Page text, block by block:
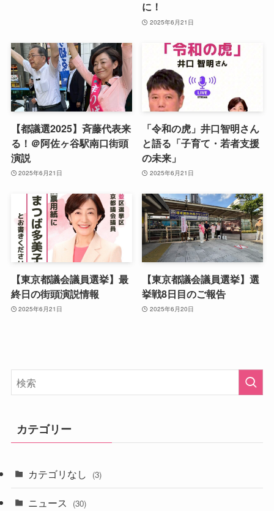
に！
2025年6月21日
【都議選2025】斉藤代表来
る！＠阿佐ヶ谷駅南口街頭
演説
2025年6月21日
「令和の虎」井口智明さん
と語る「子育て・若者支援
の未来」
2025年6月21日
【東京都議会議員選挙】最
終日の街頭演説情報
2025年6月21日
【東京都議会議員選挙】選
挙戦8日目のご報告
2025年6月20日
カテゴリー
カテゴリなし (3)
ニュース (30)